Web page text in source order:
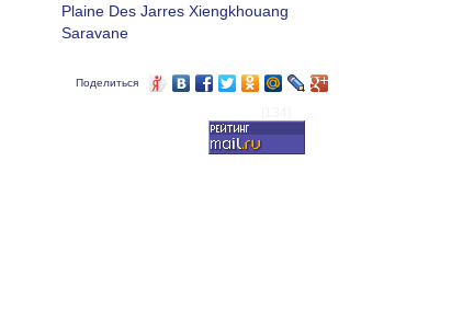
Plaine Des Jarres Xiengkhouang
Saravane
Поделиться